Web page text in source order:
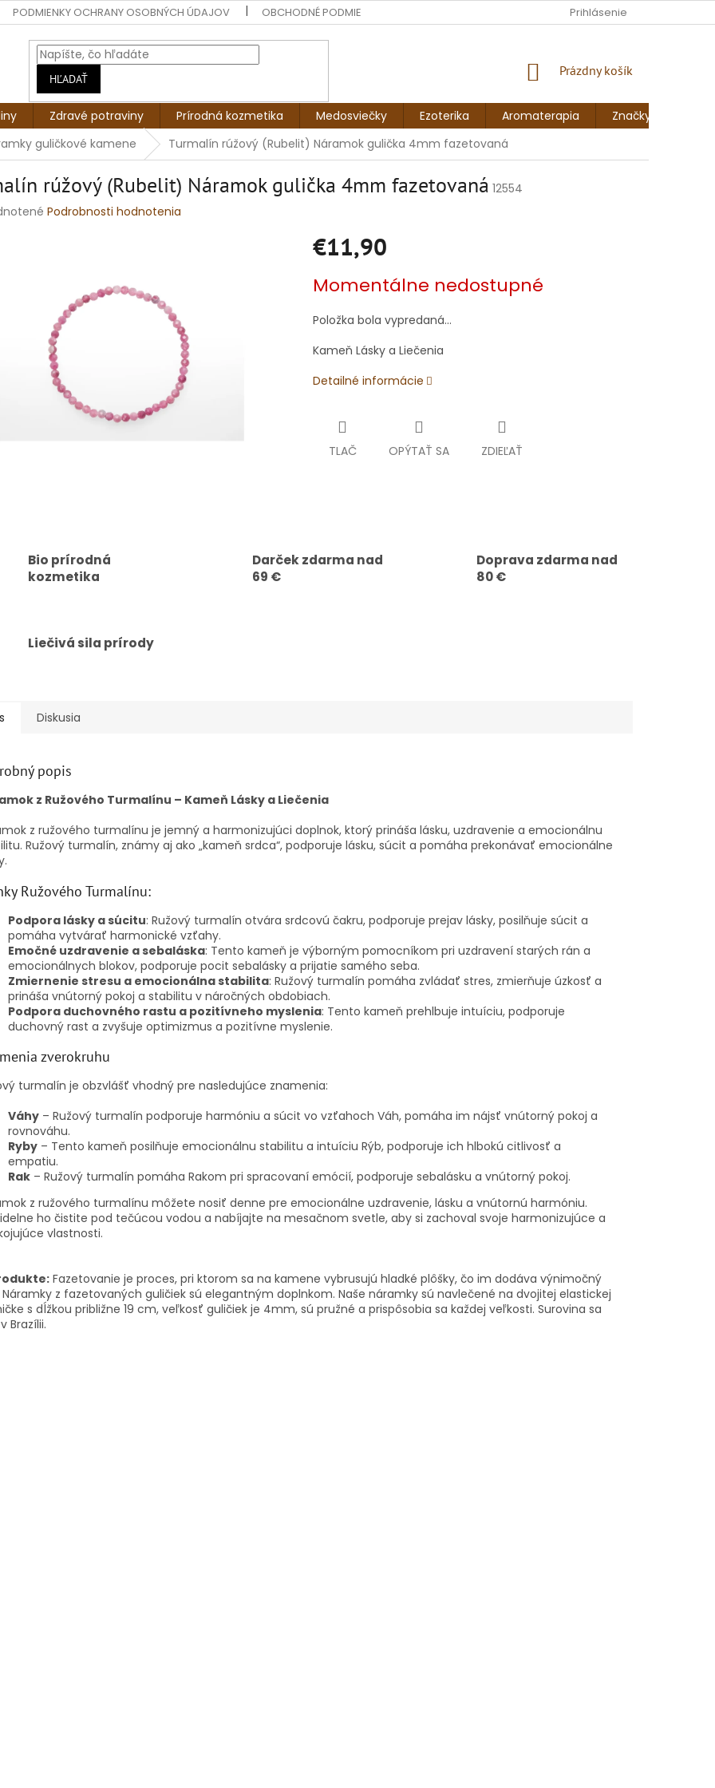
PODMIENKY OCHRANY OSOBNÝCH ÚDAJOV OBCHODNÉ PODMIENKY FORMULÁR NA ODSTÚPENIE OD ZMLUVY
Prihlásenie
HĽADAŤ
NÁKUPNÝ
Prázdny košík
Zdravé potraviny Prírodná kozmetika Medosviečky Ezoterika Aromaterapia Značky
guličkové kamene
Turmalín rúžový (Rubelit) Náramok gulička 4mm fazetovaná
rúžový (Rubelit) Náramok gulička 4mm fazetovaná 12554
Podrobnosti hodnotenia
€11,90
cena:
Momentálne nedostupné
Položka bola vypredaná…
Kameň Lásky a Liečenia
Detailné informácie
TLAČ OPÝTAŤ SA ZDIEĽAŤ
Bio prírodná
kozmetika
Darček zdarma nad
69 €
Doprava zdarma nad
80 €
Liečivá sila prírody
Diskusia
popis
z Ružového Turmalínu – Kameň Lásky a Liečenia
z ružového turmalínu je jemný a harmonizujúci doplnok, ktorý prináša lásku, uzdravenie a emocionálnu
Ružový turmalín, známy aj ako „kameň srdca“, podporuje lásku, súcit a pomáha prekonávať emocionálne
Ružového Turmalínu:
Podpora lásky a súcitu: Ružový turmalín otvára srdcovú čakru, podporuje prejav lásky, posilňuje súcit a
pomáha vytvárať harmonické vzťahy.
Emočné uzdravenie a sebaláska: Tento kameň je výborným pomocníkom pri uzdravení starých rán a
emocionálnych blokov, podporuje pocit sebalásky a prijatie samého seba.
Zmiernenie stresu a emocionálna stabilita: Ružový turmalín pomáha zvládať stres, zmierňuje úzkosť a
prináša vnútorný pokoj a stabilitu v náročných obdobiach.
Podpora duchovného rastu a pozitívneho myslenia: Tento kameň prehlbuje intuíciu, podporuje
duchovný rast a zvyšuje optimizmus a pozitívne myslenie.
zverokruhu
turmalín je obzvlášť vhodný pre nasledujúce znamenia:
Váhy – Ružový turmalín podporuje harmóniu a súcit vo vzťahoch Váh, pomáha im nájsť vnútorný pokoj a
rovnováhu.
Ryby – Tento kameň posilňuje emocionálnu stabilitu a intuíciu Rýb, podporuje ich hlbokú citlivosť a
empatiu.
Rak – Ružový turmalín pomáha Rakom pri spracovaní emócií, podporuje sebalásku a vnútorný pokoj.
z ružového turmalínu môžete nosiť denne pre emocionálne uzdravenie, lásku a vnútornú harmóniu.
ho čistite pod tečúcou vodou a nabíjajte na mesačnom svetle, aby si zachoval svoje harmonizujúce a
vlastnosti.
Fazetovanie je proces, pri ktorom sa na kamene vybrusujú hladké plôšky, čo im dodáva výnimočný
Náramky z fazetovaných guličiek sú elegantným doplnkom. Naše náramky sú navlečené na dvojitej elastickej
s dĺžkou približne 19 cm, veľkosť guličiek je 4mm, sú pružné a prispôsobia sa každej veľkosti. Surovina sa
Brazílii.